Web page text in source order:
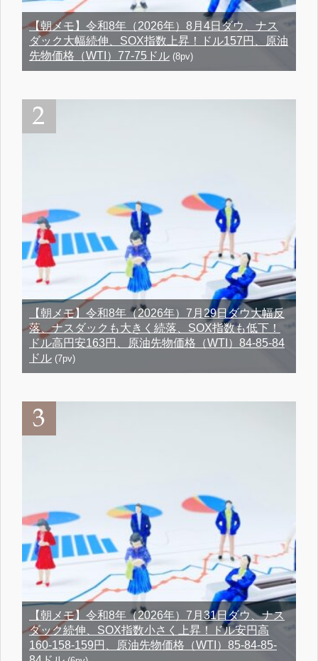
【朝メモ】令和8年（2026年）8月4日ダウ、ナス
ダック大幅続伸、SOX指数上昇！ドル157円、原油
先物価格（WTI）77-75ドル (8pv)
【朝メモ】令和8年（2026年）7月29日ダウ大幅反
落、ナスダックも大きく続落、SOX指数も低下！
ドル高円安163円、原油先物価格（WTI）84-85-84
ドル (7pv)
【朝メモ】令和8年（2026年）7月31日ダウ、ナス
ダック続伸、SOX指数小さく上昇！ドル安円高
160-158-159円、原油先物価格（WTI）85-84-85-